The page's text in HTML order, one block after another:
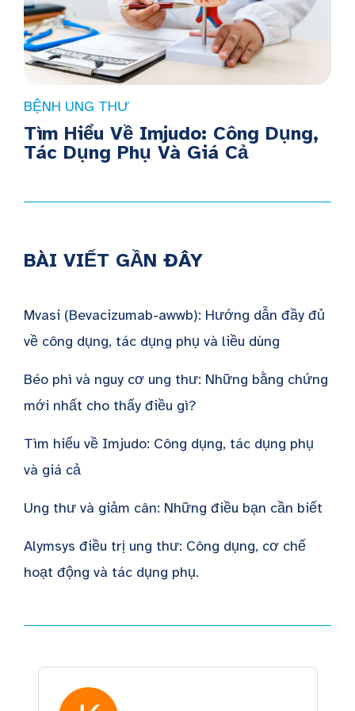
BỆNH UNG THƯ
Tìm Hiểu Về Imjudo: Công Dụng,
Tác Dụng Phụ Và Giá Cả
BÀI VIẾT GẦN ĐÂY
Mvasi (Bevacizumab-awwb): Hướng dẫn đầy đủ
về công dụng, tác dụng phụ và liều dùng
Béo phì và nguy cơ ung thư: Những bằng chứng
mới nhất cho thấy điều gì?
Tìm hiểu về Imjudo: Công dụng, tác dụng phụ
và giá cả
Ung thư và giảm cân: Những điều bạn cần biết
Alymsys điều trị ung thư: Công dụng, cơ chế
hoạt động và tác dụng phụ.